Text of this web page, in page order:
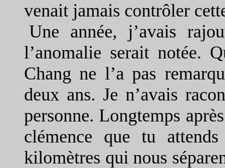
venait jamais contrôler
Une année, j’avais
l’anomalie serait notée.
Chang ne l’a pas
deux ans. Je n’avais
personne. Longtemps
clémence que tu
kilomètres qui nous